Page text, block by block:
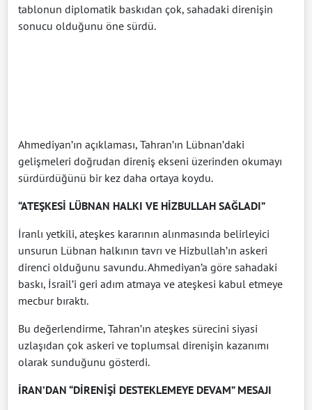
tablonun diplomatik baskıdan çok, sahadaki direnişin
sonucu olduğunu öne sürdü.
Ahmediyan’ın açıklaması, Tahran’ın Lübnan’daki
gelişmeleri doğrudan direniş ekseni üzerinden okumayı
sürdürdüğünü bir kez daha ortaya koydu.
“ATEŞKESİ LÜBNAN HALKI VE HİZBULLAH SAĞLADI”
İranlı yetkili, ateşkes kararının alınmasında belirleyici
unsurun Lübnan halkının tavrı ve Hizbullah’ın askeri
direnci olduğunu savundu. Ahmediyan’a göre sahadaki
baskı, İsrail’i geri adım atmaya ve ateşkesi kabul etmeye
mecbur bıraktı.
Bu değerlendirme, Tahran’ın ateşkes sürecini siyasi
uzlaşıdan çok askeri ve toplumsal direnişin kazanımı
olarak sunduğunu gösterdi.
İRAN’DAN “DİRENİŞİ DESTEKLEMEYE DEVAM” MESAJI